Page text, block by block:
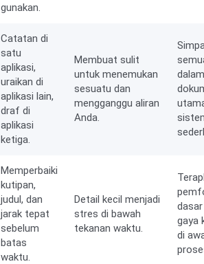
gunakan.
Catatan di
satu
aplikasi,
uraikan di
aplikasi lain,
draf di
aplikasi
ketiga.
Membuat sulit
untuk menemukan
sesuatu dan
mengganggu aliran
Anda.
Memperbaiki
kutipan,
judul, dan
jarak tepat
sebelum
batas
waktu.
Detail kecil menjadi
stres di bawah
tekanan waktu.
gaya
di